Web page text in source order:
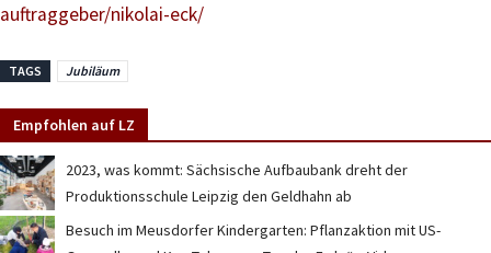
auftraggeber/nikolai-eck/
TAGS Jubiläum
Empfohlen auf LZ
2023, was kommt: Sächsische Aufbaubank dreht der
Produktionsschule Leipzig den Geldhahn ab
Besuch im Meusdorfer Kindergarten: Pflanzaktion mit US-